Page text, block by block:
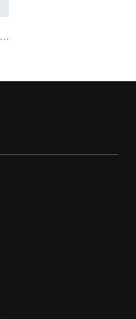
AFFICHE FRUITFUL SPREAD